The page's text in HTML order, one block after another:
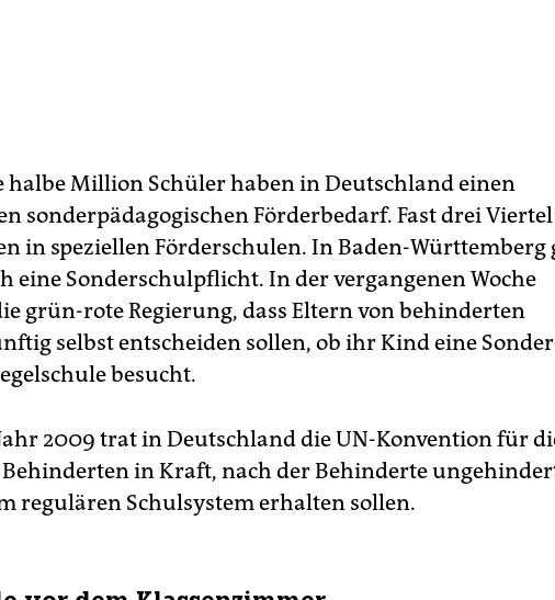
halbe Million Schüler haben in Deutschland einen
sonderpädagogischen Förderbedarf. Fast drei
in speziellen Förderschulen. In Baden-Württemberg
eine Sonderschulpflicht. In der vergangenen Woche
grün-rote Regierung, dass Eltern von behinderten
selbst entscheiden sollen, ob ihr Kind eine
besucht.
2009 trat in Deutschland die UN-Konvention für
Behinderten in Kraft, nach der Behinderte
regulären Schulsystem erhalten sollen.